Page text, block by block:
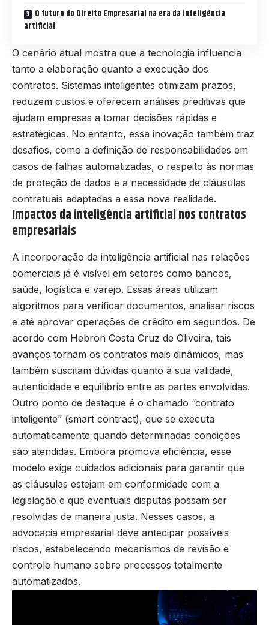
O futuro do Direito Empresarial na era da inteligência
artificial
O cenário atual mostra que a tecnologia influencia
tanto a elaboração quanto a execução dos
contratos. Sistemas inteligentes otimizam prazos,
reduzem custos e oferecem análises preditivas que
ajudam empresas a tomar decisões rápidas e
estratégicas. No entanto, essa inovação também traz
desafios, como a definição de responsabilidades em
casos de falhas automatizadas, o respeito às normas
de proteção de dados e a necessidade de cláusulas
contratuais adaptadas a essa nova realidade.
Impactos da inteligência artificial nos contratos
empresariais
A incorporação da inteligência artificial nas relações
comerciais já é visível em setores como bancos,
saúde, logística e varejo. Essas áreas utilizam
algoritmos para verificar documentos, analisar riscos
e até aprovar operações de crédito em segundos. De
acordo com Hebron Costa Cruz de Oliveira, tais
avanços tornam os contratos mais dinâmicos, mas
também suscitam dúvidas quanto à sua validade,
autenticidade e equilíbrio entre as partes envolvidas.
Outro ponto de destaque é o chamado “contrato
inteligente” (smart contract), que se executa
automaticamente quando determinadas condições
são atendidas. Embora promova eficiência, esse
modelo exige cuidados adicionais para garantir que
as cláusulas estejam em conformidade com a
legislação e que eventuais disputas possam ser
resolvidas de maneira justa. Nesses casos, a
advocacia empresarial deve antecipar possíveis
riscos, estabelecendo mecanismos de revisão e
controle humano sobre processos totalmente
automatizados.